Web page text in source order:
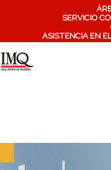
SERVICIO
ASISTENCIA EN